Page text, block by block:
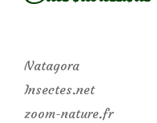
Natagora
Insectes.net
zoom-nature.fr